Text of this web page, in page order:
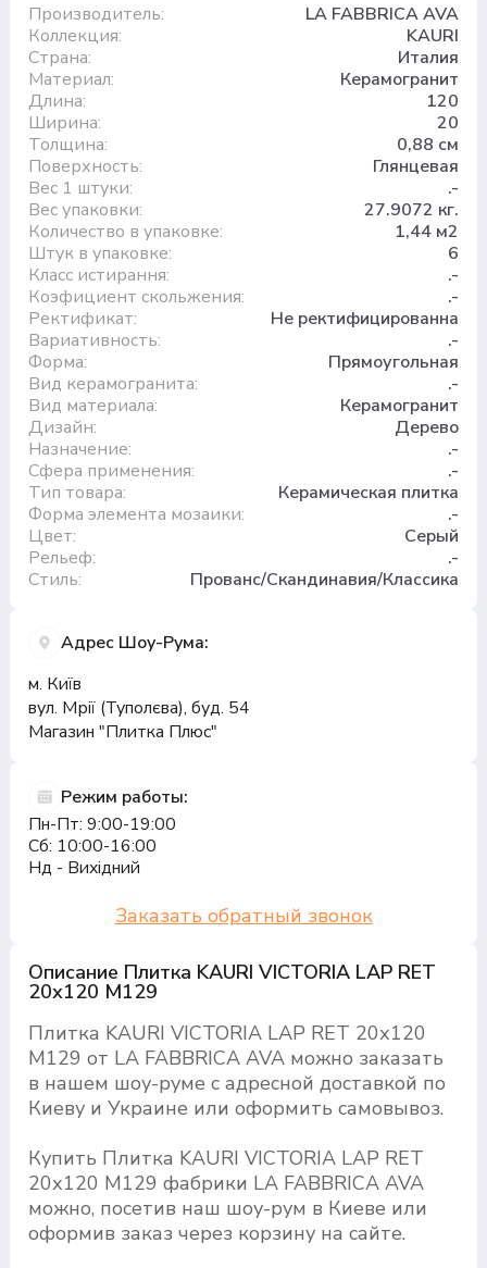
Описание Плитка KAURI VICTORIA LAP RET
20х120 M129
Плитка KAURI VICTORIA LAP RET 20х120
M129 от LA FABBRICA AVA можно заказать
в нашем шоу-руме с адресной доставкой по
Киеву и Украине или оформить самовывоз.
Купить Плитка KAURI VICTORIA LAP RET
20х120 M129 фабрики LA FABBRICA AVA
можно, посетив наш шоу-рум в Киеве или
оформив заказ через корзину на сайте.
Производитель:
LA FABBRICA AVA
Коллекция:
KAURI
Страна:
Италия
Материал:
Керамогранит
Длина:
120
Ширина:
20
Толщина:
0,88 см
Поверхность:
Глянцевая
Вес 1 штуки:
.-
Вес упаковки:
27.9072 кг.
Количество в упаковке:
1,44 м2
Штук в упаковке:
6
Класс истирання:
.-
Коэфициент скольжения:
.-
Ректификат:
Не ректифицированна
Вариативность:
.-
Форма:
Прямоугольная
Вид керамогранита:
.-
Вид материала:
Керамогранит
Дизайн:
Дерево
Назначение:
.-
Сфера применения:
.-
Тип товара:
Керамическая плитка
Форма элемента мозаики:
.-
Цвет:
Серый
Рельеф:
.-
Стиль:
Прованс/Скандинавия/Классика
Адрес Шоу-Рума:
м. Київ
вул. Мрії (Туполєва), буд. 54
Магазин "Плитка Плюс"
Режим работы:
Пн-Пт: 9:00-19:00
Сб: 10:00-16:00
Нд - Вихідний
Заказать обратный звонок